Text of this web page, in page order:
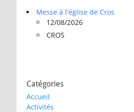
Messe à l'église de Cros
12/08/2026
CROS
Catégories
Accueil
Activités